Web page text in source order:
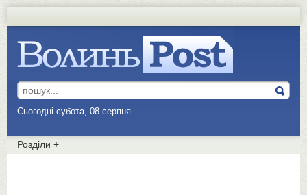
Сьогодні субота, 08 серпня
Розділи +